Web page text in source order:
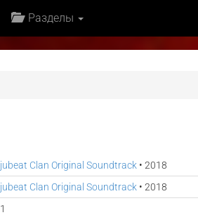
Разделы
jubeat Clan Original Soundtrack• 2018
jubeat Clan Original Soundtrack• 2018
1